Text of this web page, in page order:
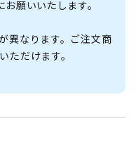
願いいたします。
異なります。ご注文商
ただけます。